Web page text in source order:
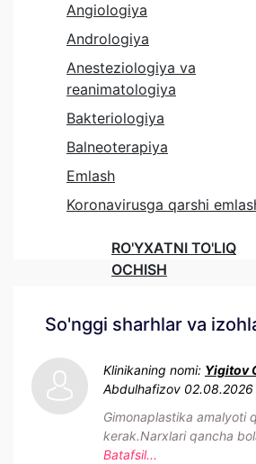
Angiologiya
Andrologiya
Anesteziologiya va
reanimatologiya
Bakteriologiya
Balneoterapiya
Emlash
Koronavirusga qarshi
RO'YXATNI TO'LIQ
OCHISH
So'nggi sharhlar va
Klinikaning nomi: Yigitov
Abdulhafizov 02.08.2026
Gimonaplastika amalyoti
kerak.Narxlari qancha
Batafsil...